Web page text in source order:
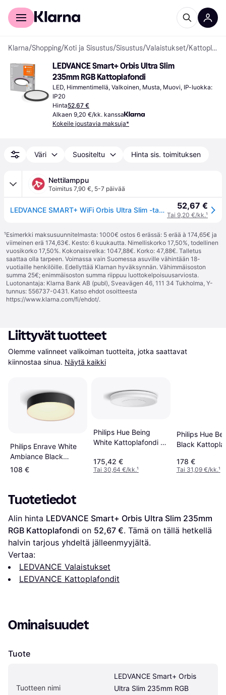
Kuluttajille
Klarna/Shopping/Koti ja Sisustus/Sisustus/Valaistukset/ Kattoplafondit
LEDVANCE Smart+ Orbis Ultra Slim
235mm RGB Kattoplafondi
LED, Himmentimellä, Valkoinen, Musta, Muovi, IP-luokka:
IP20
Hinta52,67 €
Alkaen 9,20 €/kk. kanssa
Kokeile joustavia maksuja*
Väri Suositeltu Hinta sis. toimituksen
Nettilamppu
Toimitus 7,90 €, 5-7 päivää
LEDVANCE SMART+ WiFi Orbis Ultra Slim -taustavalo, Ø24cm musta - musta, opaali 52,67 €
Tai 9,20 €/kk.¹
¹Esimerkki maksusuunnitelmasta: 1000€ ostos 6 erässä: 5 erää à 174,65€ ja
viimeinen erä 174,63€. Kesto: 6 kuukautta. Nimelliskorko 17,50%, todellinen
vuosikorko 17,50%. Kokonaisvelka: 1047,88€. Korko: 47,88€. Talletus
saattaa olla tarpeen. Voimassa vain Suomessa asuville vähintään 18-
vuotiaille henkilöille. Edellyttää Klarnan hyväksynnän. Vähimmäisoston
summa 25€; enimmäisoston summa riippuu luottokelpoisuusarviosta.
Luotonantaja: Klarna Bank AB (publ), Sveavägen 46, 111 34 Tukholma, Y-
tunnus: 556737-0431. Katso ehdot osoitteesta
https://www.klarna.com/fi/ehdot/.
Liittyvät tuotteet
Olemme valinneet valikoiman tuotteita, jotka saattavat
kiinnostaa sinua. Näytä kaikki
Philips Enrave White
Ambiance Black
Kattoplafondi ∅
108 €
Philips Hue Being
White Kattoplafondi ∅
175,42 €
Tai 30,64 €/kk.¹
Philips Hue
Black
178 €
Tai 31,09 €/kk.¹
Tuotetiedot
Alin hinta LEDVANCE Smart+ Orbis Ultra Slim 235mm
RGB Kattoplafondi on 52,67 €. Tämä on tällä hetkellä
halvin tarjous yhdeltä jälleenmyyjältä.
Vertaa:
LEDVANCE Valaistukset
LEDVANCE Kattoplafondit
Ominaisuudet
Tuote
Tuotteen nimi
LEDVANCE Smart+ Orbis
Ultra Slim 235mm RGB